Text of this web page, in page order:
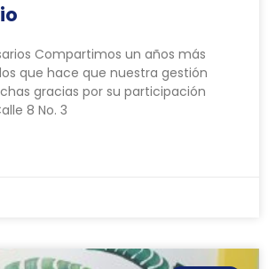
Compartimos un años más
que hace que nuestra gestión
gracias por su participación
8 No. 3